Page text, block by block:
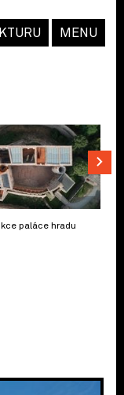
MENU
paláce hradu